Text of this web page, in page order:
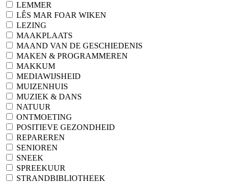
LEMMER
LÊS MAR FOAR WIKEN
LEZING
MAAKPLAATS
MAAND VAN DE GESCHIEDENIS
MAKEN & PROGRAMMEREN
MAKKUM
MEDIAWIJSHEID
MUIZENHUIS
MUZIEK & DANS
NATUUR
ONTMOETING
POSITIEVE GEZONDHEID
REPAREREN
SENIOREN
SNEEK
SPREEKUUR
STRANDBIBLIOTHEEK